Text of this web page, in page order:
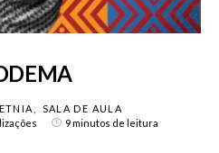
SALA DE AULA
9 minutos de leitura